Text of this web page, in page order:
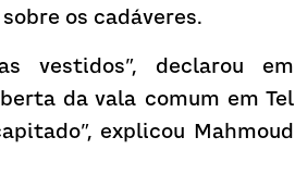
os cadáveres.
vestidos”, declarou em
da vala comum em Tel
explicou Mahmoud